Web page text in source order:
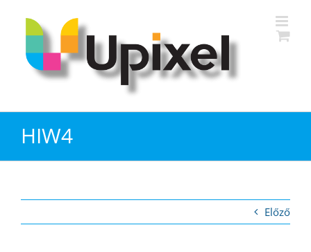
HIW4
Előző